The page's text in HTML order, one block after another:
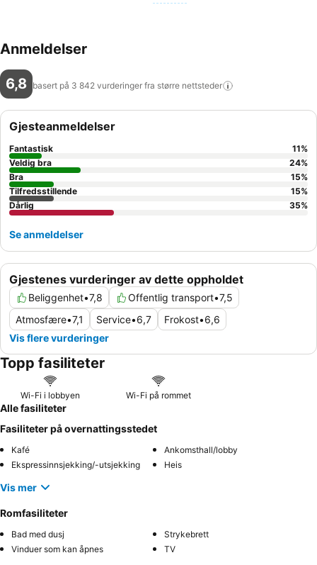
Anmeldelser
6,8 basert på 3 842 vurderinger fra større nettsteder
Gjestenes vurderinger av dette oppholdet
Beliggenhet•7,8 Offentlig transport•7,5
Atmosfære•7,1 Service•6,7 Frokost•6,6
Vis flere vurderinger
Gjesteanmeldelser
Fantastisk 11%
Veldig bra
24%
Bra
15%
Tilfredsstillende
15%
Dårlig
35%
Se anmeldelser
Topp fasiliteter
Wi-Fi i lobbyen Wi-Fi på rommet
Alle fasiliteter
Fasiliteter på overnattingsstedet
Kafé
Ankomsthall/lobby
Ekspressinnsjekking/-utsjekking
Heis
Vis mer
Romfasiliteter
Bad med dusj
Strykebrett
Vinduer som kan åpnes
TV